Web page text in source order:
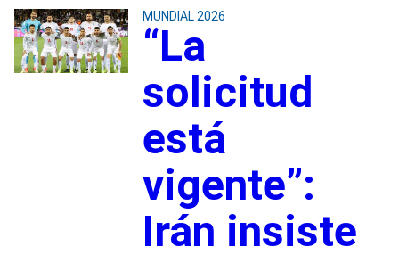
MUNDIAL 2026
“La
solicitud
está
vigente”:
Irán insiste